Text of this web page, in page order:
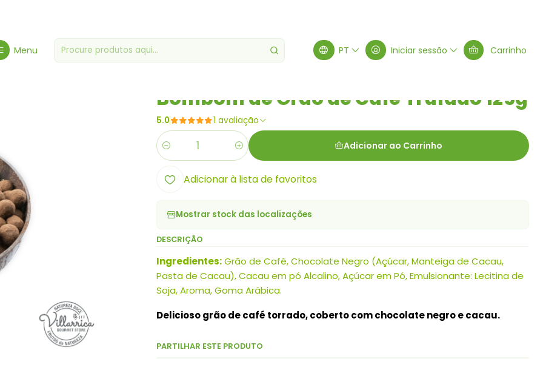
Menu PT Iniciar sessão Carrinho
Bombom de Grão de Café Trufado 125g
5.0 1 avaliação
Quantidade Adicionar ao Carrinho
Adicionar à lista de favoritos
Mostrar stock das localizações
DESCRIÇÃO
Ingredientes:Grão de Café, Chocolate Negro (Açúcar, Manteiga de Cacau,
Pasta de Cacau), Cacau em pó Alcalino, Açúcar em Pó, Emulsionante: Lecitina de
Soja, Aroma, Goma Arábica.
Delicioso grão de café torrado, coberto com chocolate negro e cacau.
PARTILHAR ESTE PRODUTO